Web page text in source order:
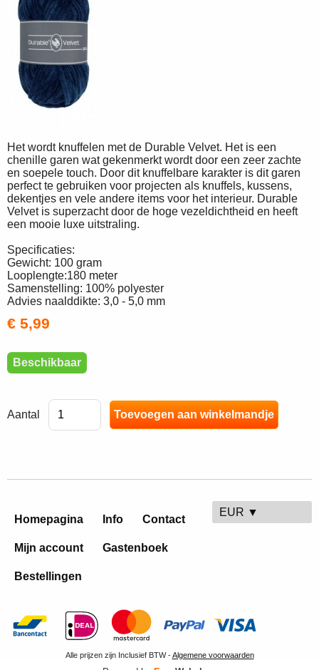
Het wordt knuffelen met de Durable Velvet. Het is een
chenille garen wat gekenmerkt wordt door een zeer zachte
en soepele touch. Door dit knuffelbare karakter is dit garen
perfect te gebruiken voor projecten als knuffels, kussens,
dekentjes en vele andere items voor het interieur. Durable
Velvet is superzacht door de hoge vezeldichtheid en heeft
een mooie luxe uitstraling.
Specificaties:
Gewicht: 100 gram
Looplengte:180 meter
Samenstelling: 100% polyester
Advies naalddikte: 3,0 - 5,0 mm
€ 5,99
Beschikbaar
Aantal
Homepagina Info Contact
Mijn account Gastenboek
Bestellingen
EUR ▼
Alle prijzen zijn Inclusief BTW -Algemene voorwaarden